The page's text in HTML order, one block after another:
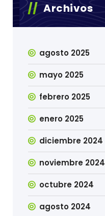
Archivos
agosto 2025
mayo 2025
febrero 2025
enero 2025
diciembre 2024
noviembre 2024
octubre 2024
agosto 2024